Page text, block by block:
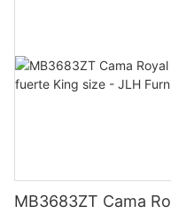
MB3683ZT Cama